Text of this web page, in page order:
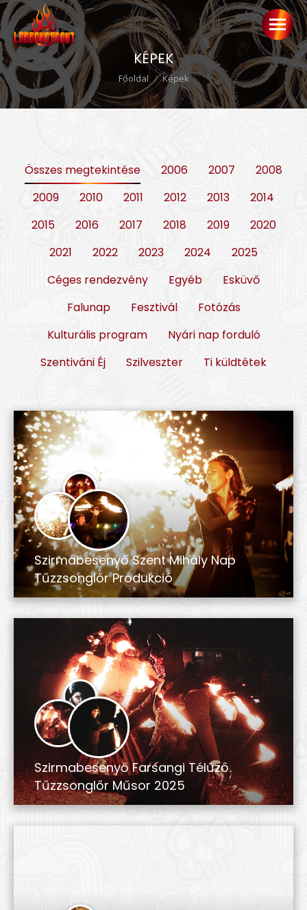
KÉPEK
Ön itt van:
Főoldal Képek
Összes megtekintése 2006 2007
2008
2009
2010 2011 2012 2013
2014
2015
2016 2017 2018 2019
2020
2021
2022 2023 2024
2025
Céges rendezvény
Egyéb
Esküvő
Falunap
Fesztivál
Fotózás
Kulturális program
Nyári nap forduló
Szentiváni Éj
Szilveszter Ti küldtétek
Szirmabesenyő Szent Mihály Nap
Tűzzsonglőr Produkció
Szirmabesenyő Farsangi Télűző
Tűzzsonglőr Műsor 2025